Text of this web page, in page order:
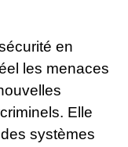
en
les menaces
Elle
systèmes